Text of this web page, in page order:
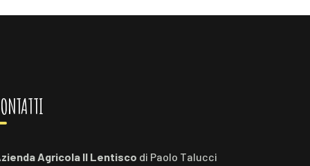
Agricola Il Lentisco di Paolo Talucci